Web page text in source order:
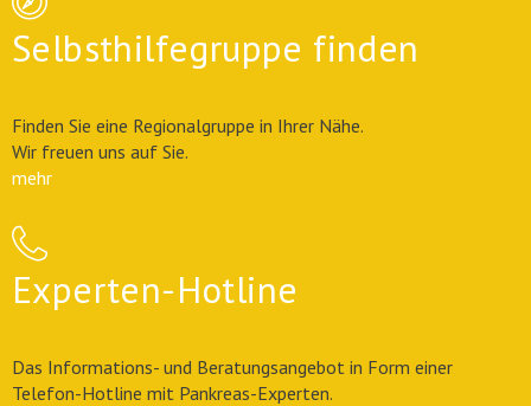
Selbsthilfegruppe finden
Finden Sie eine Regionalgruppe in Ihrer Nähe.
Wir freuen uns auf Sie.
mehr
Experten-Hotline
Das Informations- und Beratungsangebot in Form einer
Telefon-Hotline mit Pankreas-Experten.